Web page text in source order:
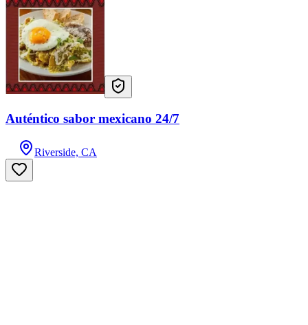
Auténtico sabor mexicano 24/7
Riverside, CA